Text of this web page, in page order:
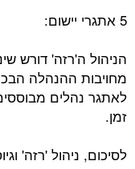
5 אתגרי יישום:
הניהול ה'רזה' דורש
מחויבות ההנהלה
לאתגר נהלים
זמן.